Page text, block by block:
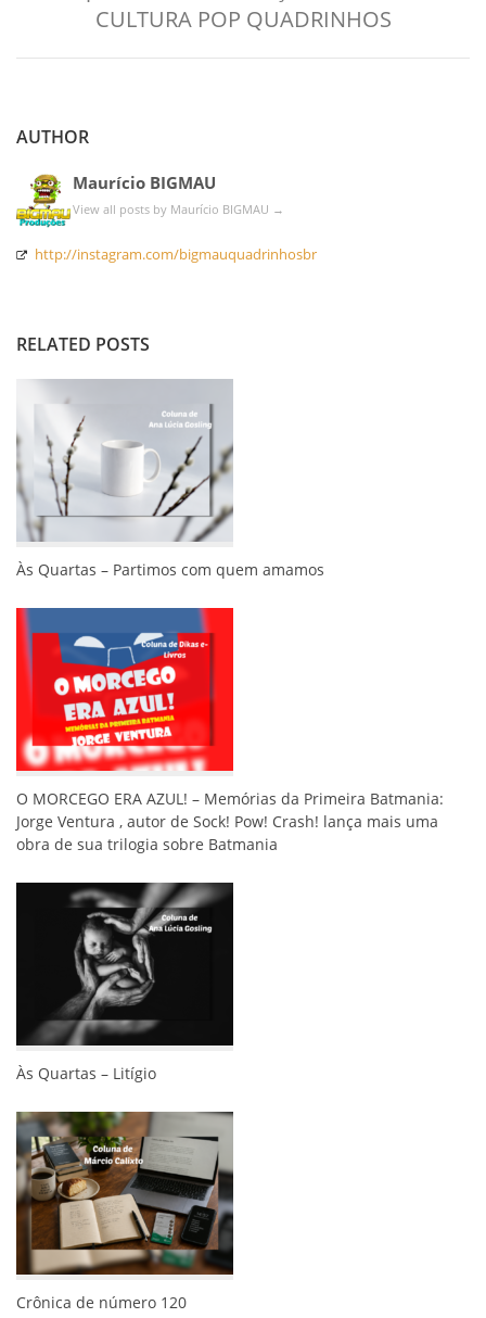
CULTURA POP QUADRINHOS
AUTHOR
Maurício BIGMAU
View all posts by Maurício BIGMAU →
http://instagram.com/bigmauquadrinhosbr
RELATED POSTS
Às Quartas – Partimos com quem amamos
O MORCEGO ERA AZUL! – Memórias da Primeira Batmania:
Jorge Ventura , autor de Sock! Pow! Crash! lança mais uma
obra de sua trilogia sobre Batmania
Às Quartas – Litígio
Crônica de número 120